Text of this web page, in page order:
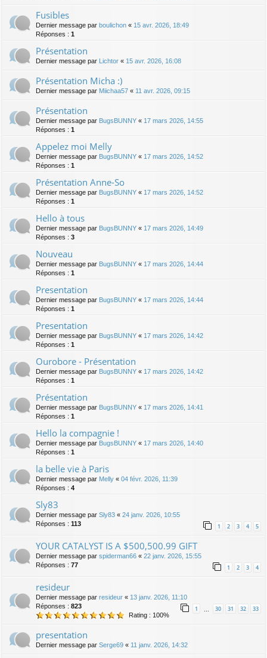
Fusibles
Dernier message par boulichon « 15 avr. 2026, 18:49
Réponses : 1
Présentation
Dernier message par Lichtor « 15 avr. 2026, 16:08
Présentation Micha :)
Dernier message par Miichaa57 « 11 avr. 2026, 09:15
Présentation
Dernier message par BugsBUNNY « 17 mars 2026, 14:55
Réponses : 1
Appelez moi Melly
Dernier message par BugsBUNNY « 17 mars 2026, 14:52
Réponses : 1
Présentation Anne-So
Dernier message par BugsBUNNY « 17 mars 2026, 14:52
Réponses : 1
Hello à tous
Dernier message par BugsBUNNY « 17 mars 2026, 14:49
Réponses : 3
Nouveau
Dernier message par BugsBUNNY « 17 mars 2026, 14:44
Réponses : 1
Presentation
Dernier message par BugsBUNNY « 17 mars 2026, 14:44
Réponses : 1
Presentation
Dernier message par BugsBUNNY « 17 mars 2026, 14:42
Réponses : 1
Ourobore - Présentation
Dernier message par BugsBUNNY « 17 mars 2026, 14:42
Réponses : 1
Présentation
Dernier message par BugsBUNNY « 17 mars 2026, 14:41
Réponses : 1
Hello la compagnie !
Dernier message par BugsBUNNY « 17 mars 2026, 14:40
Réponses : 1
la belle vie à Paris
Dernier message par Melly « 04 févr. 2026, 11:39
Réponses : 4
Sly83
Dernier message par Sly83 « 24 janv. 2026, 10:55
Réponses : 113 1 2 3 4 5
YOUR CATALYST IS A $500,500.99 GIFT
Dernier message par spiderman66 « 22 janv. 2026, 15:55
Réponses : 77 1 2 3 4
resideur
Dernier message par resideur « 13 janv. 2026, 11:10
Réponses : 823 1 … 30 31 32 33
Rating : 100%
presentation
Dernier message par Serge69 « 11 janv. 2026, 14:32